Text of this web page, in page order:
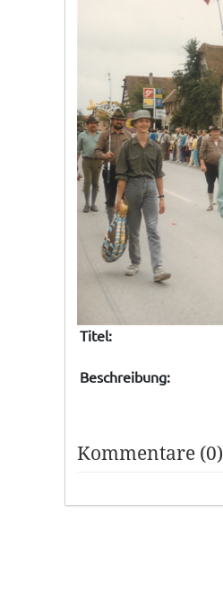
Titel:
Beschreibung:
Kommentare (0)